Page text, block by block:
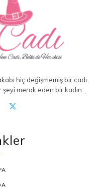
hiç değişmemiş bir cadı.
merak eden bir kadın…